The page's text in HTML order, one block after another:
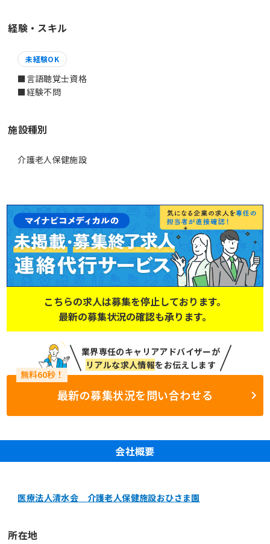
経験・スキル
未経験OK
■言語聴覚士資格
■経験不問
施設種別
介護老人保健施設
こちらの求人は募集を停止しております。
最新の募集状況の確認も承ります。
業界専任のキャリアアドバイザーが
リアルな求人情報をお伝えします
最新の募集状況を問い合わせる
会社概要
医療法人清水会 介護老人保健施設おひさま園
所在地